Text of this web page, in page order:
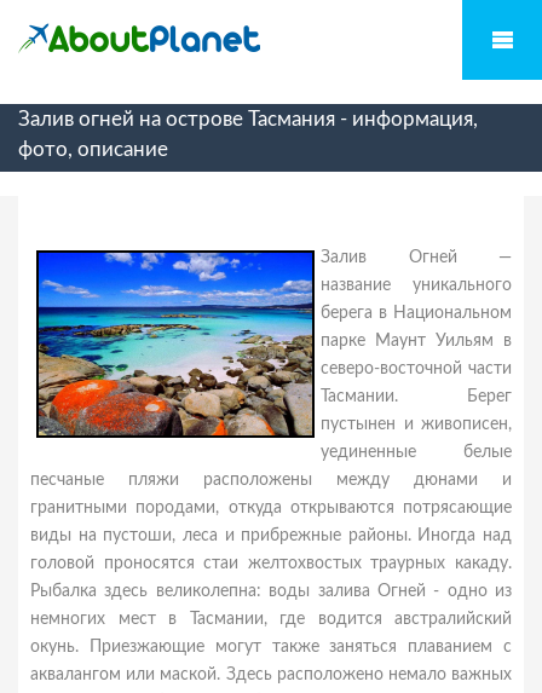
Залив огней на острове Тасмания - информация,
фото, описание
Залив Огней —
название уникального
берега в Национальном
парке Маунт Уильям в
северо-восточной части
Тасмании. Берег
пустынен и живописен,
уединенные белые
песчаные пляжи расположены между дюнами и
гранитными породами, откуда открываются потрясающие
виды на пустоши, леса и прибрежные районы. Иногда над
головой проносятся стаи желтохвостых траурных какаду.
Рыбалка здесь великолепна: воды залива Огней - одно из
немногих мест в Тасмании, где водится австралийский
окунь. Приезжающие могут также заняться плаванием с
аквалангом или маской. Здесь расположено немало важных